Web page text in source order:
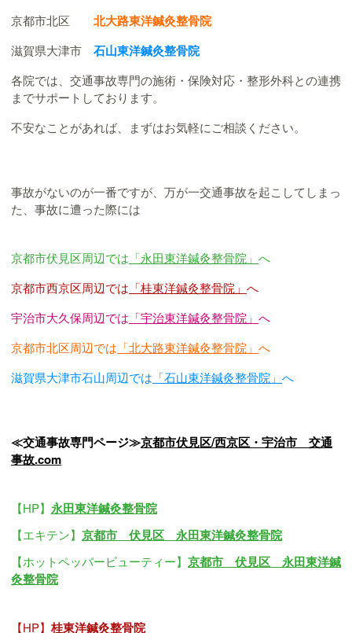
京都市北区 北大路東洋鍼灸整骨院
滋賀県大津市 石山東洋鍼灸整骨院
各院では、交通事故専門の施術・保険対応・整形外科との連携
までサポートしております。
不安なことがあれば、まずはお気軽にご相談ください。
事故がないのが一番ですが、万が一交通事故を起こしてしまっ
た、事故に遭った際には
京都市伏見区周辺では 「永田東洋鍼灸整骨院」 へ
京都市西京区周辺では 「桂東洋鍼灸整骨院」 へ
宇治市大久保周辺では 「宇治東洋鍼灸整骨院」 へ
京都市北区周辺では 「北大路東洋鍼灸整骨院」 へ
滋賀県大津市石山周辺では 「石山東洋鍼灸整骨院」 へ
≪交通事故専門ページ≫京都市伏見区/西京区・宇治市 交通
事故.com
【HP】 永田東洋鍼灸整骨院
【エキテン】 京都市 伏見区 永田東洋鍼灸整骨院
【ホットペッパービューティー】 京都市 伏見区 永田東洋鍼
灸整骨院
【HP】 桂東洋鍼灸整骨院